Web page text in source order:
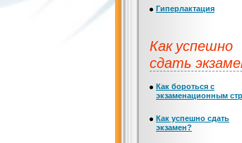
Гиперлактация
Как успешно
сдать
Как бороться с
экзаменационным
Как успешно сдать
экзамен?